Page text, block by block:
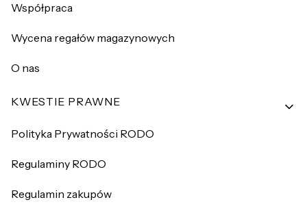
Współpraca
Wycena regałów magazynowych
O nas
KWESTIE PRAWNE
Polityka Prywatności RODO
Regulaminy RODO
Regulamin zakupów